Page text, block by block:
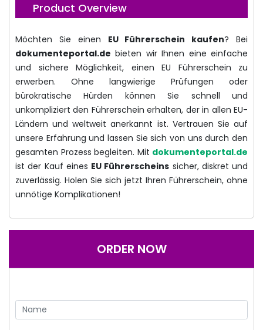
Product Overview
Möchten Sie einen EU Führerschein kaufen? Bei
dokumenteportal.de bieten wir Ihnen eine einfache
und sichere Möglichkeit, einen EU Führerschein zu
erwerben. Ohne langwierige Prüfungen oder
bürokratische Hürden können Sie schnell und
unkompliziert den Führerschein erhalten, der in allen EU-
Ländern und weltweit anerkannt ist. Vertrauen Sie auf
unsere Erfahrung und lassen Sie sich von uns durch den
gesamten Prozess begleiten. Mit dokumenteportal.de
ist der Kauf eines EU Führerscheins sicher, diskret und
zuverlässig. Holen Sie sich jetzt Ihren Führerschein, ohne
unnötige Komplikationen!
ORDER NOW